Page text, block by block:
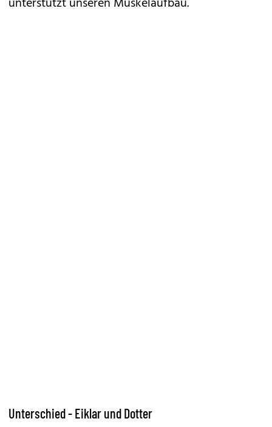
Unterschied - Eiklar und Dotter